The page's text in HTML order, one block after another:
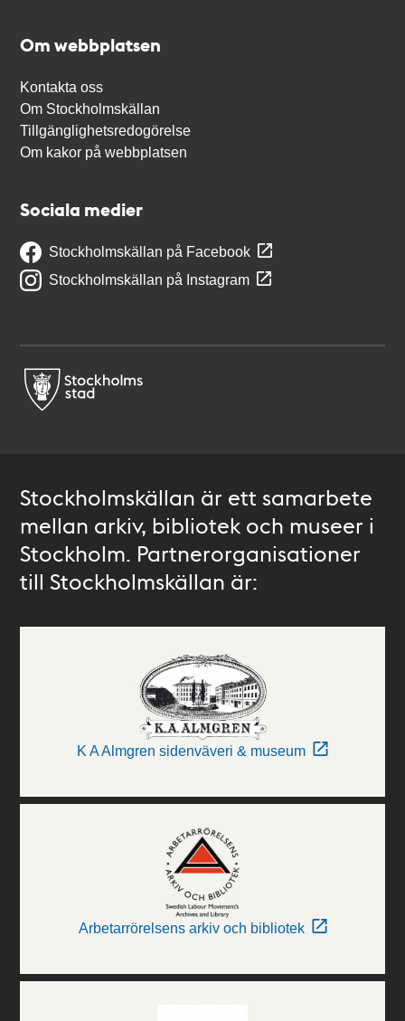
Om webbplatsen
Kontakta oss
Om Stockholmskällan
Tillgänglighetsredogörelse
Om kakor på webbplatsen
Sociala medier
Stockholmskällan på Facebook
Stockholmskällan på Instagram
Stockholmskällan är ett samarbete
mellan arkiv, bibliotek och museer i
Stockholm. Partnerorganisationer
till Stockholmskällan är:
K A Almgren sidenväveri & museum
Arbetarrörelsens arkiv och bibliotek